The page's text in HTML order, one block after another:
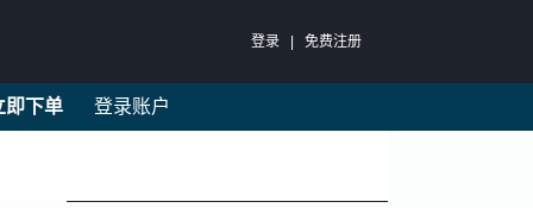
登录 免费注册
即下单 登录账户